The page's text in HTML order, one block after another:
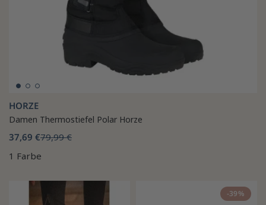
HORZE
Damen Thermostiefel Polar Horze
37,69 €79,99 €
1 Farbe
-39%